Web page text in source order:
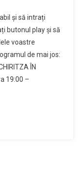
și să intrați
butonul play și să
voastre
de mai jos:
ÎN
19:00 –